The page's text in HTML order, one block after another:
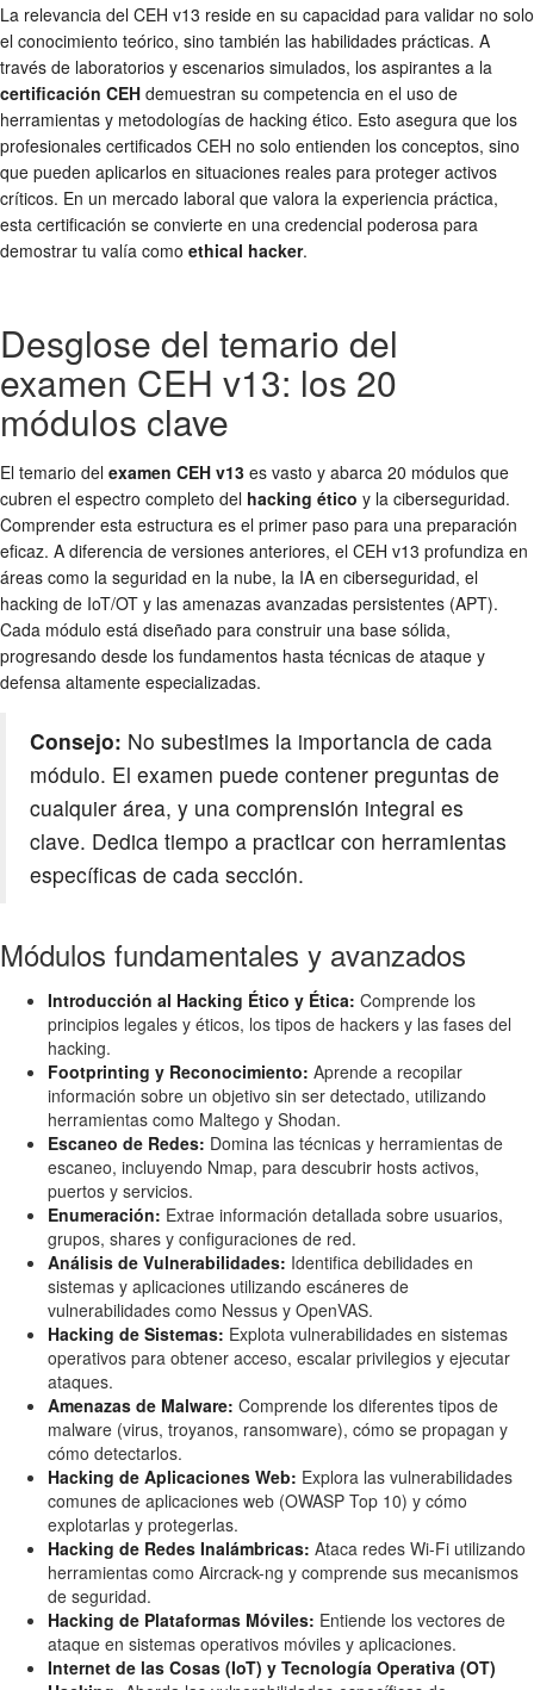
La relevancia del CEH v13 reside en su capacidad para validar no solo
el conocimiento teórico, sino también las habilidades prácticas. A
través de laboratorios y escenarios simulados, los aspirantes a la
certificación CEH demuestran su competencia en el uso de
herramientas y metodologías de hacking ético. Esto asegura que los
profesionales certificados CEH no solo entienden los conceptos, sino
que pueden aplicarlos en situaciones reales para proteger activos
críticos. En un mercado laboral que valora la experiencia práctica,
esta certificación se convierte en una credencial poderosa para
demostrar tu valía como ethical hacker.
Desglose del temario del
examen CEH v13: los 20
módulos clave
El temario del examen CEH v13 es vasto y abarca 20 módulos que
cubren el espectro completo del hacking ético y la ciberseguridad.
Comprender esta estructura es el primer paso para una preparación
eficaz. A diferencia de versiones anteriores, el CEH v13 profundiza en
áreas como la seguridad en la nube, la IA en ciberseguridad, el
hacking de IoT/OT y las amenazas avanzadas persistentes (APT).
Cada módulo está diseñado para construir una base sólida,
progresando desde los fundamentos hasta técnicas de ataque y
defensa altamente especializadas.
Consejo: No subestimes la importancia de cada
módulo. El examen puede contener preguntas de
cualquier área, y una comprensión integral es
clave. Dedica tiempo a practicar con herramientas
específicas de cada sección.
Módulos fundamentales y avanzados
Introducción al Hacking Ético y Ética: Comprende los
principios legales y éticos, los tipos de hackers y las fases del
hacking.
Footprinting y Reconocimiento: Aprende a recopilar
información sobre un objetivo sin ser detectado, utilizando
herramientas como Maltego y Shodan.
Escaneo de Redes: Domina las técnicas y herramientas de
escaneo, incluyendo Nmap, para descubrir hosts activos,
puertos y servicios.
Enumeración: Extrae información detallada sobre usuarios,
grupos, shares y configuraciones de red.
Análisis de Vulnerabilidades: Identifica debilidades en
sistemas y aplicaciones utilizando escáneres de
vulnerabilidades como Nessus y OpenVAS.
Hacking de Sistemas: Explota vulnerabilidades en sistemas
operativos para obtener acceso, escalar privilegios y ejecutar
ataques.
Amenazas de Malware: Comprende los diferentes tipos de
malware (virus, troyanos, ransomware), cómo se propagan y
cómo detectarlos.
Hacking de Aplicaciones Web: Explora las vulnerabilidades
comunes de aplicaciones web (OWASP Top 10) y cómo
explotarlas y protegerlas.
Hacking de Redes Inalámbricas: Ataca redes Wi-Fi utilizando
herramientas como Aircrack-ng y comprende sus mecanismos
de seguridad.
Hacking de Plataformas Móviles: Entiende los vectores de
ataque en sistemas operativos móviles y aplicaciones.
Internet de las Cosas (IoT) y Tecnología Operativa (OT)